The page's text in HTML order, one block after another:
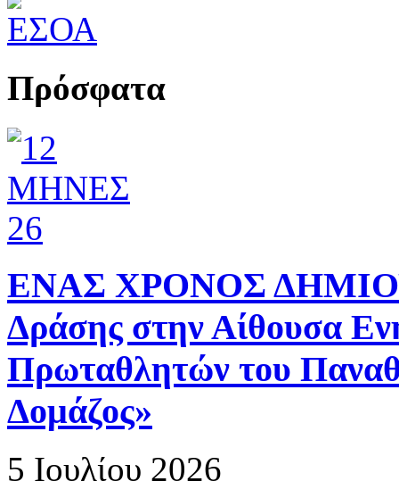
Πρόσφατα
ΕΝΑΣ ΧΡΟΝΟΣ
Δράσης στην Αίθουσα
Πρωταθλητών του
Δομάζος»
5 Ιουλίου 2026